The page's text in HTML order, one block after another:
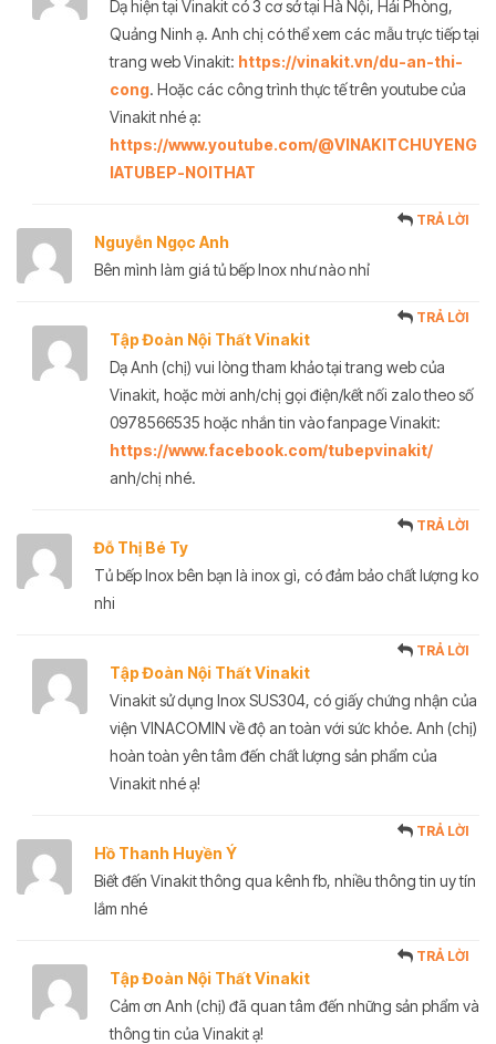
Dạ hiện tại Vinakit có 3 cơ sở tại Hà Nội, Hải Phòng,
Quảng Ninh ạ. Anh chị có thể xem các mẫu trực tiếp tại
trang web Vinakit: https://vinakit.vn/du-an-thi-
cong. Hoặc các công trình thực tế trên youtube của
Vinakit nhé ạ:
https://www.youtube.com/@VINAKITCHUYENG
IATUBEP-NOITHAT
Nguyễn Ngọc Anh
TRẢ LỜI
Bên mình làm giá tủ bếp Inox như nào nhỉ
Tập Đoàn Nội Thất Vinakit
TRẢ LỜI
Dạ Anh (chị) vui lòng tham khảo tại trang web của
Vinakit, hoặc mời anh/chị gọi điện/kết nối zalo theo số
0978566535 hoặc nhắn tin vào fanpage Vinakit:
https://www.facebook.com/tubepvinakit/
anh/chị nhé.
Đỗ Thị Bé Ty
TRẢ LỜI
Tủ bếp Inox bên bạn là inox gì, có đảm bảo chất lượng ko
nhi
Tập Đoàn Nội Thất Vinakit
TRẢ LỜI
Vinakit sử dụng Inox SUS304, có giấy chứng nhận của
viện VINACOMIN về độ an toàn với sức khỏe. Anh (chị)
hoàn toàn yên tâm đến chất lượng sản phẩm của
Vinakit nhé ạ!
Hồ Thanh Huyền Ý
TRẢ LỜI
Biết đến Vinakit thông qua kênh fb, nhiều thông tin uy tín
lắm nhé
Tập Đoàn Nội Thất Vinakit
TRẢ LỜI
Cảm ơn Anh (chị) đã quan tâm đến những sản phẩm và
thông tin của Vinakit ạ!